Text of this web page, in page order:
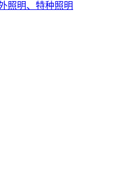
照明、特种照明